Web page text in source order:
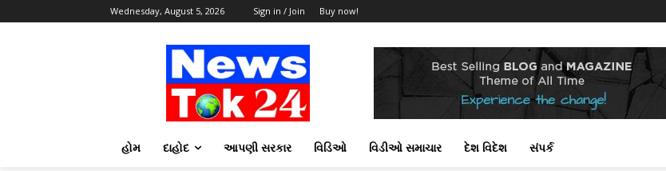
Wednesday, August 5, 2026 Sign in / Join Buy now!
હોમ દાહોદ આપણી સરકાર વિડિઓ વિડીઓ સમાચાર દેશ વિદેશ સંપર્ક